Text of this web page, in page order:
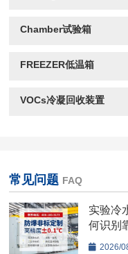
Chamber试验箱
FREEZER低温箱
VOCs冷凝回收装置
常见问题 FAQ
实验冷
何识别
2026/